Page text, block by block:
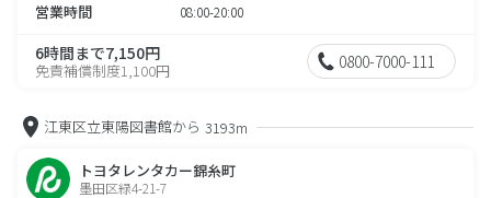
営業時間 08:00-20:00
6時間まで7,150円
免責補償制度1,100円 0800-7000-111
江東区立東陽図書館から 3193m
トヨタレンタカー錦糸町
墨田区緑4-21-7